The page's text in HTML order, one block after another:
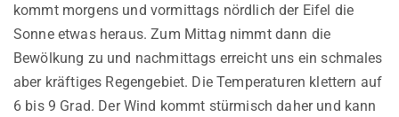
kommt morgens und vormittags nördlich der Eifel die
Sonne etwas heraus. Zum Mittag nimmt dann die
Bewölkung zu und nachmittags erreicht uns ein schmales
aber kräftiges Regengebiet. Die Temperaturen klettern auf
6 bis 9 Grad. Der Wind kommt stürmisch daher und kann